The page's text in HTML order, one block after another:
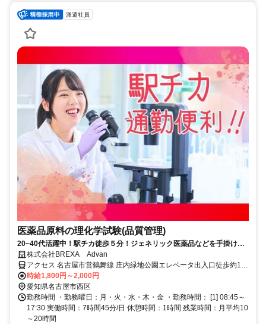
派遣社員
医薬品原料の理化学試験(品質管理)
20~40代活躍中！駅チカ徒歩５分！ジェネリック医薬品などを手掛ける
会社でのお仕事です。
株式会社BREXA Advan
アクセス 名古屋市営鶴舞線 庄内緑地公園エレベータ出入口徒歩約1分
【勤務地詳細】地下鉄鶴舞線『庄内緑地公園駅』より徒歩5分
時給1,800円～2,000円
愛知県名古屋市西区
勤務時間 ・勤務曜日：月・火・水・木・金 ・勤務時間： [1] 08:45～
17:30 実働時間：7時間45分/日 休憩時間：1時間 残業時間：月平均10
～20時間